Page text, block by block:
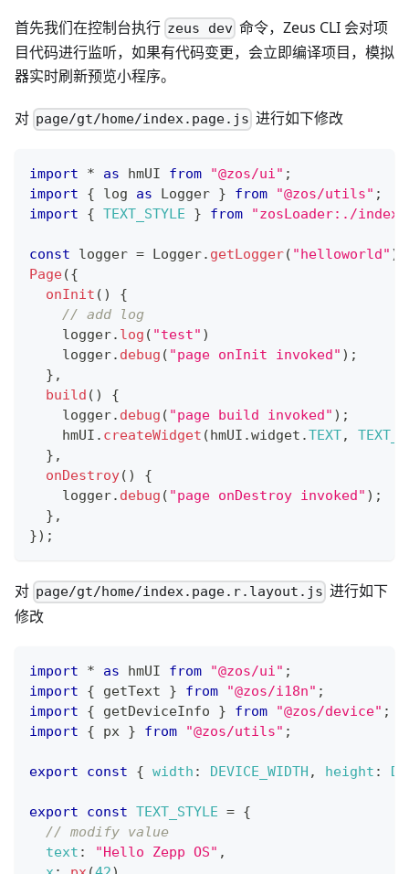
首先我们在控制台执行 zeus dev 命令，Zeus CLI 会对项
目代码进行监听，如果有代码变更，会立即编译项目，模拟
器实时刷新预览小程序。
对 page/gt/home/index.page.js 进行如下修改
import * as hmUI from "@zos/ui" ;
import
{ log as Logger } from "@zos/utils" ;
import
{ TEXT_STYLE } from "zosLoader:./
const logger = Logger. getLogger( "helloworld" )
Page({
onInit ( )
{
// add log
    logger
. log ( "test" )
    logger
. debug ( "page onInit invoked" ) ;
} ,
build ( )
{
    logger
. debug ( "page build invoked" ) ;
    hmUI
. createWidget ( hmUI .widget .TEXT,
} ,
onDestroy( )
{
    logger
. debug ( "page onDestroy invoked" ) ;
} ,
}) ;
对 page/gt/home/index.page.r.layout.js 进行如下
修改
import * as hmUI from "@zos/ui" ;
import
{ getText } from "@zos/i18n" ;
import
{ getDeviceInfo } from "@zos/device" ;
import
{ px } from "@zos/utils" ;
export const { width : DEVICE_WIDTH , height :
export const TEXT_STYLE = {
// modify value
text : "Hello Zepp OS" ,